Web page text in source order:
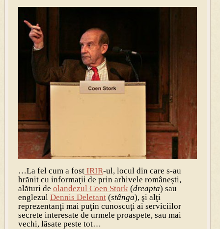
…La fel cum a fostIRIR-ul, locul din care s-au
hrănit cu informaţii de prin arhivele româneşti,
alături de olandezul Coen Stork (dreapta) sau
englezul Dennis Deletant(stânga), şi alţi
reprezentanţi mai puţin cunoscuţi ai serviciilor
secrete interesate de urmele proaspete, sau mai
vechi, lăsate peste tot…